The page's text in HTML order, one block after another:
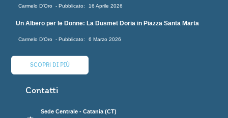
Carmelo D'Oro 16 Aprile 2026
Un Albero per le Donne: La Dusmet Doria in Piazza Santa Marta
Carmelo D'Oro 6 Marzo 2026
SCOPRI DI PIÙ
Contatti
Sede Centrale - Catania (CT)